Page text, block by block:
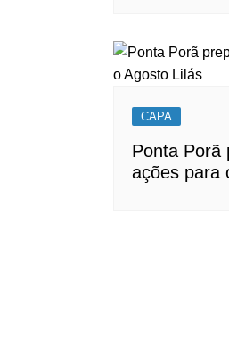
CAPA
Ponta Porã
ações para